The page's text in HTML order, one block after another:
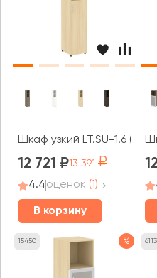
Шкаф узкий LT.SU-1.6 (R)
12 721 13 391
4.4оценок (1)
В корзину
15450 %